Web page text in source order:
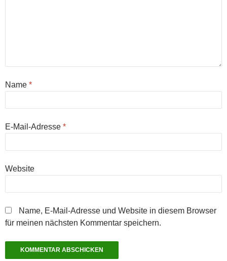
Name *
E-Mail-Adresse *
Website
Name, E-Mail-Adresse und Website in diesem Browser
für meinen nächsten Kommentar speichern.